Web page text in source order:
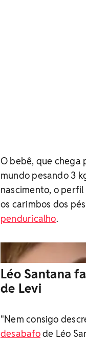
O bebê, que chega
mundo pesando 3
nascimento, o
os carimbos dos
penduricalho.
Léo Santana
de Levi
"Nem consigo
desabafode Léo